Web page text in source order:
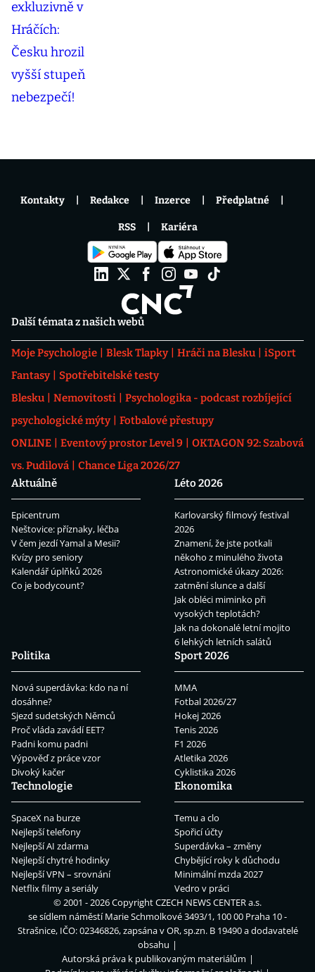
Další témata z našich webů
Moje Psychologie Blesk Tlapky Hráči na Blesku
iSport
Fantasy
Spotřebitelské testy
Blesku
Nemovitosti
Psychologika - podcast rozbíjející
psychologické mýty
Fotbalové přestupy
ONLINE
Eventový prostor Level 9
OKTAGON 92: Szabová
vs. Pudilová
Chance Liga 2026/27
Aktuálně
Epicentrum
Neštovice: příznaky, léčba
V čem jezdí Yamal a Mesii?
Kvízy pro seniory
Kalendář úplňků 2026
Co je bodycount?
Léto 2026
Karlovarský filmový festival
2026
Znamení, že jste potkali
někoho z minulého života
Astronomické úkazy 2026:
zatmění slunce a další
Jak obléci miminko při
vysokých teplotách?
Jak na dokonalé letní mojito
6 lehkých letních salátů
Politika
Nová superdávka: kdo na ní
dosáhne?
Sjezd sudetských Němců
Proč vláda zavádí EET?
Padni komu padni
Výpověď z práce vzor
Divoký kačer
Sport 2026
MMA
Fotbal 2026/27
Hokej 2026
Tenis 2026
F1 2026
Atletika 2026
Cyklistika 2026
Technologie
SpaceX na burze
Nejlepší telefony
Nejlepší AI zdarma
Nejlepší chytré hodinky
Nejlepší VPN – srovnání
Netflix filmy a seriály
Ekonomika
Temu a clo
Spořicí účty
Superdávka – změny
Chybějící roky k důchodu
Minimální mzda 2027
Vedro v práci
Kontakty Redakce Inzerce Předplatné
RSS Kariéra
© 2001 - 2026 CopyrightCZECH NEWS CENTER a.s.
se sídlem náměstí Marie Schmolkové 3493/1, 100 00 Praha 10 -
Strašnice, IČO: 02346826, zapsána v OR, sp.zn. B 19490 a dodavatelé
obsahu
Autorská práva k publikovaným materiálům